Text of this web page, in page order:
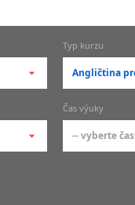
Typ kurzu
Angličtina
-- vyberte
Čas výuky
-- vyberte